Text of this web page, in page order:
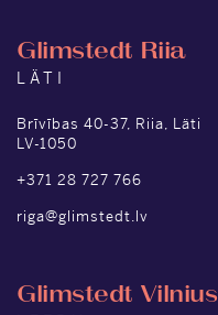
Glimstedt Riia
LÄTI
Brīvības 40-37, Riia, Läti
LV-1050
+371 28 727 766
riga@glimstedt.lv
Glimstedt Vilnius